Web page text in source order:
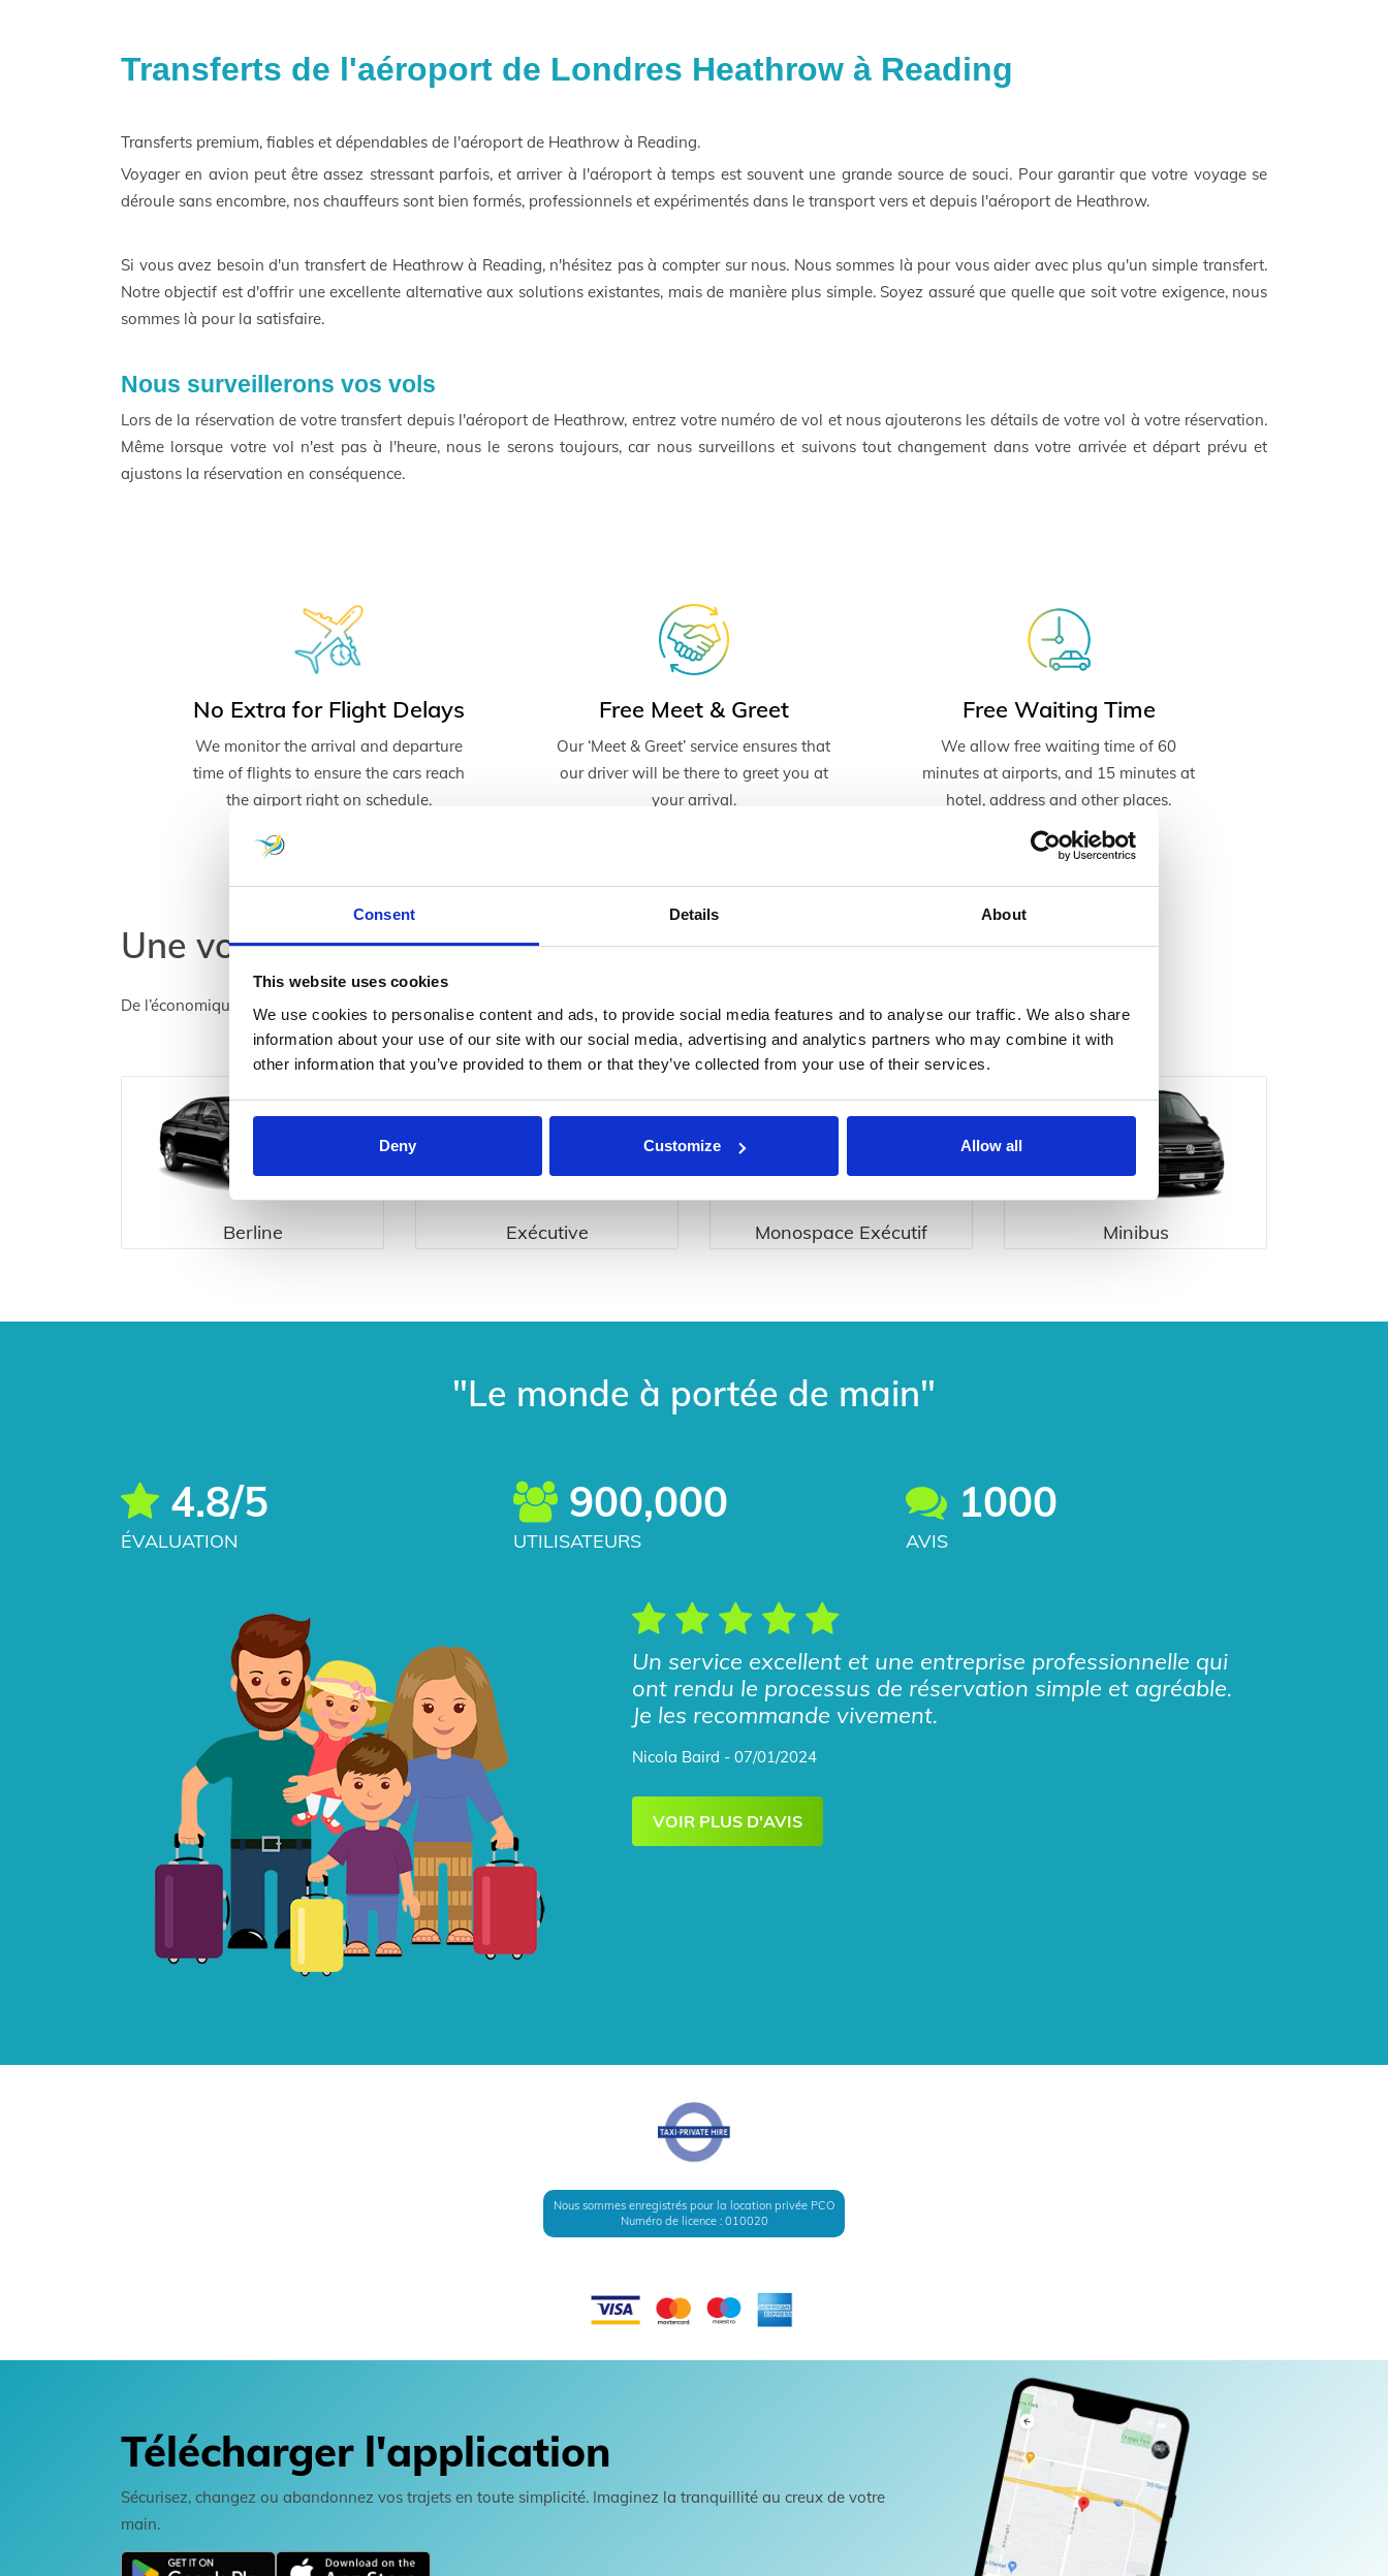
Consent Details About
This website uses cookies
We use cookies to personalise content and ads, to provide social media features and to analyse our traffic. We also share
information about your use of our site with our social media, advertising and analytics partners who may combine it with
other information that you’ve provided to them or that they’ve collected from your use of their services.
Deny Customize Allow all
Transferts de l'aéroport de Londres Heathrow à Reading
Transferts premium, fiables et dépendables de l'aéroport de Heathrow à Reading.
Voyager en avion peut être assez stressant parfois, et arriver à l'aéroport à temps est souvent une grande source de souci. Pour garantir que votre voyage se
déroule sans encombre, nos chauffeurs sont bien formés, professionnels et expérimentés dans le transport vers et depuis l'aéroport de Heathrow.
Si vous avez besoin d'un transfert de Heathrow à Reading, n'hésitez pas à compter sur nous. Nous sommes là pour vous aider avec plus qu'un simple transfert.
Notre objectif est d'offrir une excellente alternative aux solutions existantes, mais de manière plus simple. Soyez assuré que quelle que soit votre exigence, nous
sommes là pour la satisfaire.
Nous surveillerons vos vols
Lors de la réservation de votre transfert depuis l'aéroport de Heathrow, entrez votre numéro de vol et nous ajouterons les détails de votre vol à votre réservation.
Même lorsque votre vol n'est pas à l'heure, nous le serons toujours, car nous surveillons et suivons tout changement dans votre arrivée et départ prévu et
ajustons la réservation en conséquence.
No Extra for Flight Delays
We monitor the arrival and departure
time of flights to ensure the cars reach
the airport right on schedule.
Free Meet & Greet
Our ‘Meet & Greet’ service ensures that
our driver will be there to greet you at
your arrival.
Free Waiting Time
We allow free waiting time of 60
minutes at airports, and 15 minutes at
hotel, address and other places.
Une voiture pour tous les budgets et toutes les occasions
De l’économique au luxe, nous avons tout ce qu’il vous faut pour répondre à tous vos besoins de voyage.
Berline Exécutive Monospace Exécutif Minibus
"Le monde à portée de main"
4.8/5
ÉVALUATION
900,000
UTILISATEURS
1000
AVIS
Un service excellent et une entreprise professionnelle qui
ont rendu le processus de réservation simple et agréable.
Je les recommande vivement.
Nicola Baird - 07/01/2024
VOIR PLUS D'AVIS
Nous sommes enregistrés pour la location privée PCO
Numéro de licence : 010020
Télécharger l'application
Sécurisez, changez ou abandonnez vos trajets en toute simplicité. Imaginez la tranquillité au creux de votre
main.